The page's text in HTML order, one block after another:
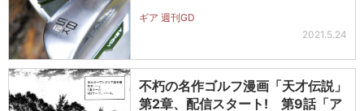
ギア 週刊GD
2021.5.24
不朽の名作ゴルフ漫画「天才伝説」
第2章、配信スタート! 第9話「ア